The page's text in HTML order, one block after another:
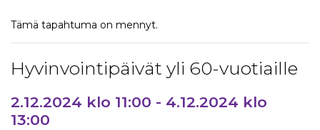
Tämä tapahtuma on mennyt.
Hyvinvointipäivät yli 60-vuotiaille
2.12.2024 klo 11:00 - 4.12.2024 klo
13:00